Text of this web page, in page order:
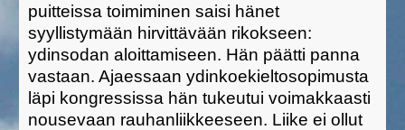
puitteissa toimiminen saisi hänet
syyllistymään hirvittävään rikokseen:
ydinsodan aloittamiseen. Hän päätti panna
vastaan. Ajaessaan ydinkoekieltosopimusta
läpi kongressissa hän tukeutui voimakkaasti
nousevaan rauhanliikkeeseen. Liike ei ollut